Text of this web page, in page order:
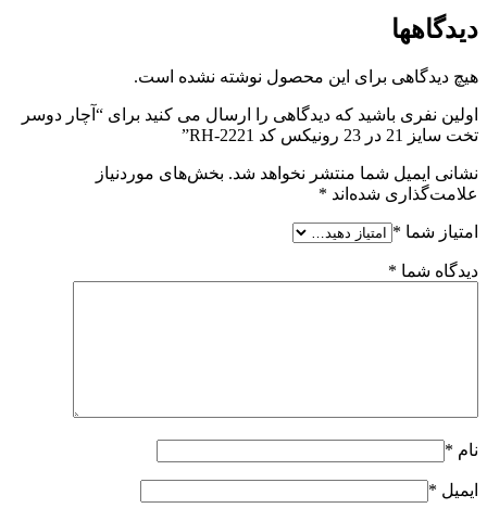
دیدگاهها
هیچ دیدگاهی برای این محصول نوشته نشده است.
اولین نفری باشید که دیدگاهی را ارسال می کنید برای “آچار دوسر
تخت سایز 21 در 23 رونیکس کد RH-2221”
نشانی ایمیل شما منتشر نخواهد شد. بخش‌های موردنیاز
علامت‌گذاری شده‌اند *
امتیاز شما *
دیدگاه شما *
نام *
ایمیل *